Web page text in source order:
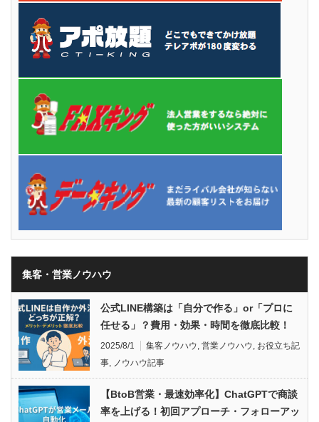
集客・営業ノウハウ
公式LINE構築は「自分で作る」or「プロに
任せる」？費用・効果・時間を徹底比較！
2025/8/1 集客ノウハウ, 営業ノウハウ, お役立ち記
事, ノウハウ記事
【BtoB営業・最速効率化】ChatGPTで商談
率を上げる！初回アプローチ・フォローアッ